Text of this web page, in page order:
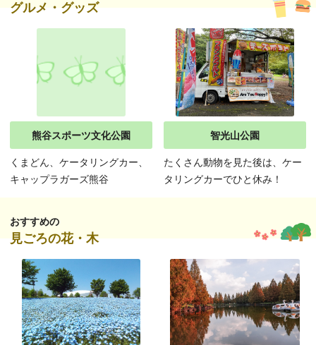
グルメ・グッズ
熊谷スポーツ文化公園
くまどん、ケータリングカー、
キャップラガーズ熊谷
智光山公園
たくさん動物を見た後は、ケー
タリングカーでひと休み！
おすすめの
見ごろの花・木